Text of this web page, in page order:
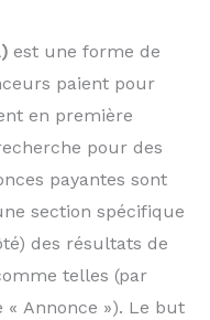
est une forme de
paient pour
en première
pour des
payantes sont
section spécifique
des résultats de
telles (par
« Annonce »). Le but